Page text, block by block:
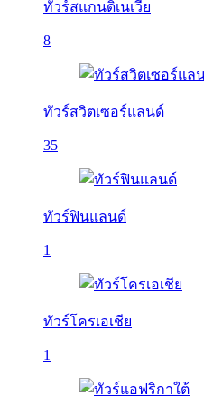
ทัวร์สแกนดิเนเวีย
8
ทัวร์สวิตเซอร์แลนด์
35
ทัวร์ฟินแลนด์
1
ทัวร์โครเอเชีย
1